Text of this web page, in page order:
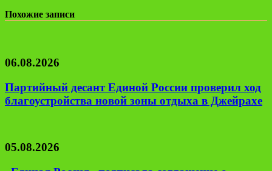
Похожие записи
06.08.2026
Партийный десант Единой России проверил ход
благоустройства новой зоны отдыха в Джейрахе
05.08.2026